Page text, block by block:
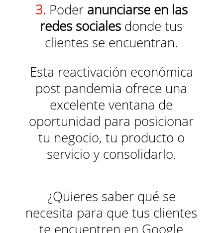
3.Poder anunciarse en las
redes sociales donde tus
clientes se encuentran.
Esta reactivación económica
post pandemia ofrece una
excelente ventana de
oportunidad para posicionar
tu negocio, tu producto o
servicio y consolidarlo.
¿Quieres saber qué se
necesita para que tus clientes
te encuentren en Google